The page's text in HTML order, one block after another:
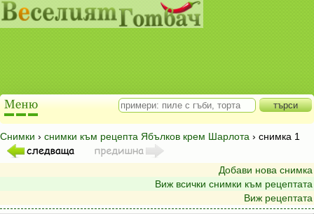
Снимки › снимки към рецепта Ябълков крем Шарлота › снимка 1
Добави нова снимка
Виж всички снимки към рецептата
Виж рецептата